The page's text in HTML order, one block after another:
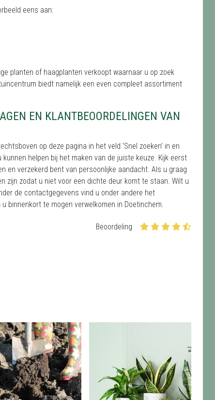
eens aan:
planten of haagplanten verkoopt waarnaar u op zoek
biedt namelijk een even compleet assortiment
EN KLANTBEOORDELINGEN VAN
op deze pagina in het veld ‘Snel zoeken’ in en
helpen bij het maken van de juiste keuze. Kijk eerst
en verzekerd bent van persoonlijke aandacht. Als u graag
zijn zodat u niet voor een dichte deur komt te staan. Wilt u
de contactgegevens vind u onder andere het
binnenkort te mogen verwelkomen in Doetinchem.
Beoordeling